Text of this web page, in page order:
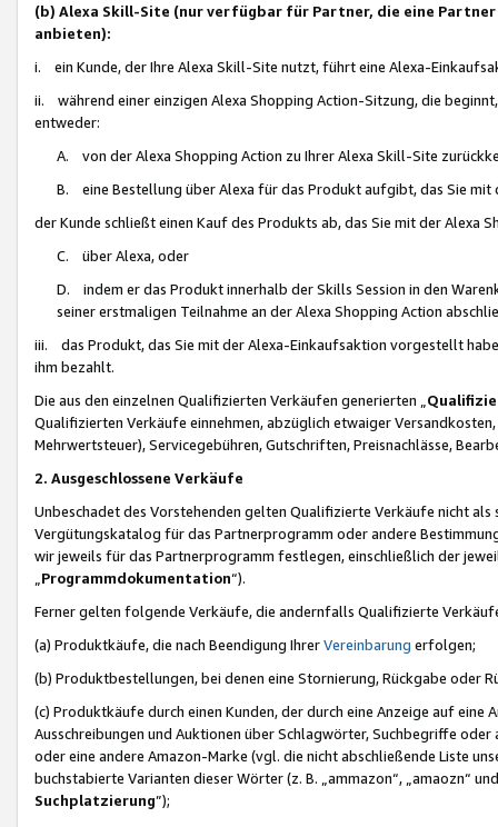
(b) Alexa Skill-Site (nur verfügbar für Partner, die eine
anbieten):
i. ein Kunde, der Ihre Alexa Skill-Site nutzt, führt eine Alexa-
ii. während einer einzigen Alexa Shopping Action-Sitzung, die
entweder:
A. von der Alexa Shopping Action zu Ihrer Alexa Skill-Site
B. eine Bestellung über Alexa für das Produkt aufgibt, das Sie mit
der Kunde schließt einen Kauf des Produkts ab, das Sie mit der Alexa
C. über Alexa, oder
D. indem er das Produkt innerhalb der Skills Session in den
seiner erstmaligen Teilnahme an der Alexa Shopping Action
iii. das Produkt, das Sie mit der Alexa-Einkaufsaktion vorgestellt
ihm bezahlt.
Die aus den einzelnen Qualifizierten Verkäufen generierten „
Qualifizierten Verkäufe einnehmen, abzüglich etwaiger
Mehrwertsteuer), Servicegebühren, Gutschriften, Preisnachlässe,
2. Ausgeschlossene Verkäufe
Unbeschadet des Vorstehenden gelten Qualifizierte Verkäufe nicht
Vergütungskatalog für das Partnerprogramm oder andere
wir jeweils für das Partnerprogramm festlegen, einschließlich der
Programmdokumentation“).
Ferner gelten folgende Verkäufe, die andernfalls Qualifizierte
(a) Produktkäufe, die nach Beendigung IhrerVereinbarung erfolgen;
(b) Produktbestellungen, bei denen eine Stornierung, Rückgabe oder
(c) Produktkäufe durch einen Kunden, der durch eine Anzeige auf
Ausschreibungen und Auktionen über Schlagwörter, Suchbegriffe
oder eine andere Amazon-Marke (vgl. die nicht abschließende Liste
buchstabierte Varianten dieser Wörter (z. B. „ammazon“, „amaozn“
Suchplatzierung”);